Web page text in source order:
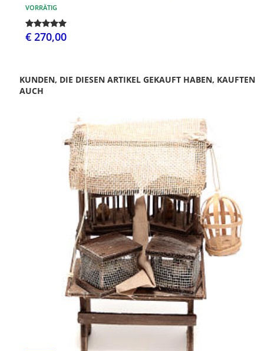
VORRÄTIG
€ 270,00
KUNDEN, DIE DIESEN ARTIKEL GEKAUFT HABEN, KAUFTEN
AUCH